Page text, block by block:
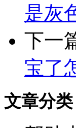
是灰
下一
宝了
文章分类